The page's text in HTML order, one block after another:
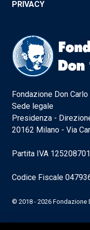
PRIVACY
Fondazione Don Carlo
Sede legale
Presidenza -
20162 Milano - Via
Partita IVA
Codice Fiscale
© 2018 - 2026 Fondazione